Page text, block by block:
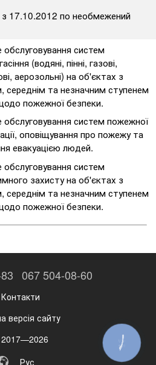
17.10.2012 по необмежений
обслуговування систем
(водяні, пінні, газові,
аерозольні) на об'єктах з
середнім та незначним ступенем
пожежної безпеки.
обслуговування систем пожежної
оповіщування про пожежу та
евакуацією людей.
обслуговування систем
захисту на об'єктах з
середнім та незначним ступенем
пожежної безпеки.
067 504-08-60
Контакти
версія сайту
Рус
КНОПКА
ЗВ'ЯЗКУ